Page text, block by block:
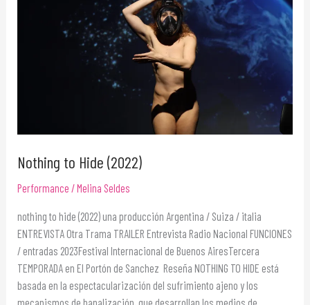
Nothing to Hide (2022)
Performance /Melina Seldes
nothing to hide (2022) una producción Argentina / Suiza / italia
ENTREVISTA Otra Trama TRAILER Entrevista Radio Nacional FUNCIONES
/ entradas 2023Festival Internacional de Buenos AiresTercera
TEMPORADA en El Portón de Sanchez Reseña NOTHING TO HIDE está
basada en la espectacularización del sufrimiento ajeno y los